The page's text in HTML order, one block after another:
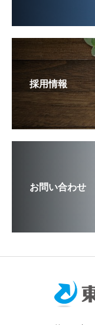
採用情報
お問い合わせ